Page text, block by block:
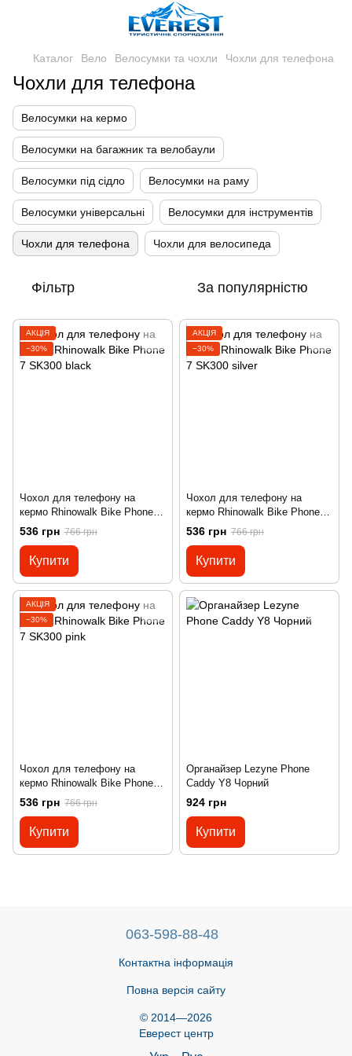
Каталог Вело Велосумки та чохли Чохли для телефона
Чохли для телефона
Велосумки на кермо
Велосумки на багажник та велобаули
Велосумки під сідло Велосумки на раму
Велосумки універсальні Велосумки для інструментів
Чохли для телефона Чохли для велосипеда
Фільтр За популярністю
АКЦІЯ
−30%
Чохол для телефону на
кермо Rhinowalk Bike Phone 7
SK300 black
536 грн 766 грн
Купити
АКЦІЯ
−30%
Чохол для телефону на
кермо Rhinowalk Bike Phone 7
SK300 silver
536 грн 766 грн
Купити
АКЦІЯ
−30%
Чохол для телефону на
кермо Rhinowalk Bike Phone 7
SK300 pink
536 грн 766 грн
Купити
Органайзер Lezyne Phone
Caddy Y8 Чорний
924 грн
Купити
063-598-88-48
Контактна інформація
Повна версія сайту
© 2014—2026
Еверест центр